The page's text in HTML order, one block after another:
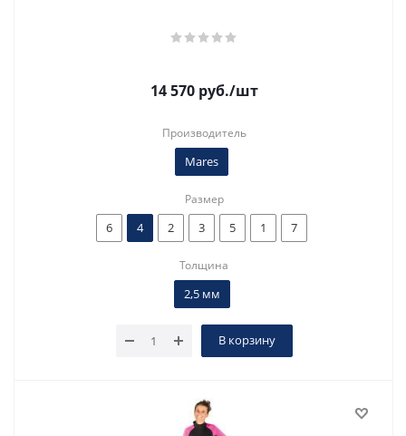
14 570руб./шт
Производитель
Mares
Размер
6 4 2 3 5 1 7
Толщина
2,5 мм
В корзину